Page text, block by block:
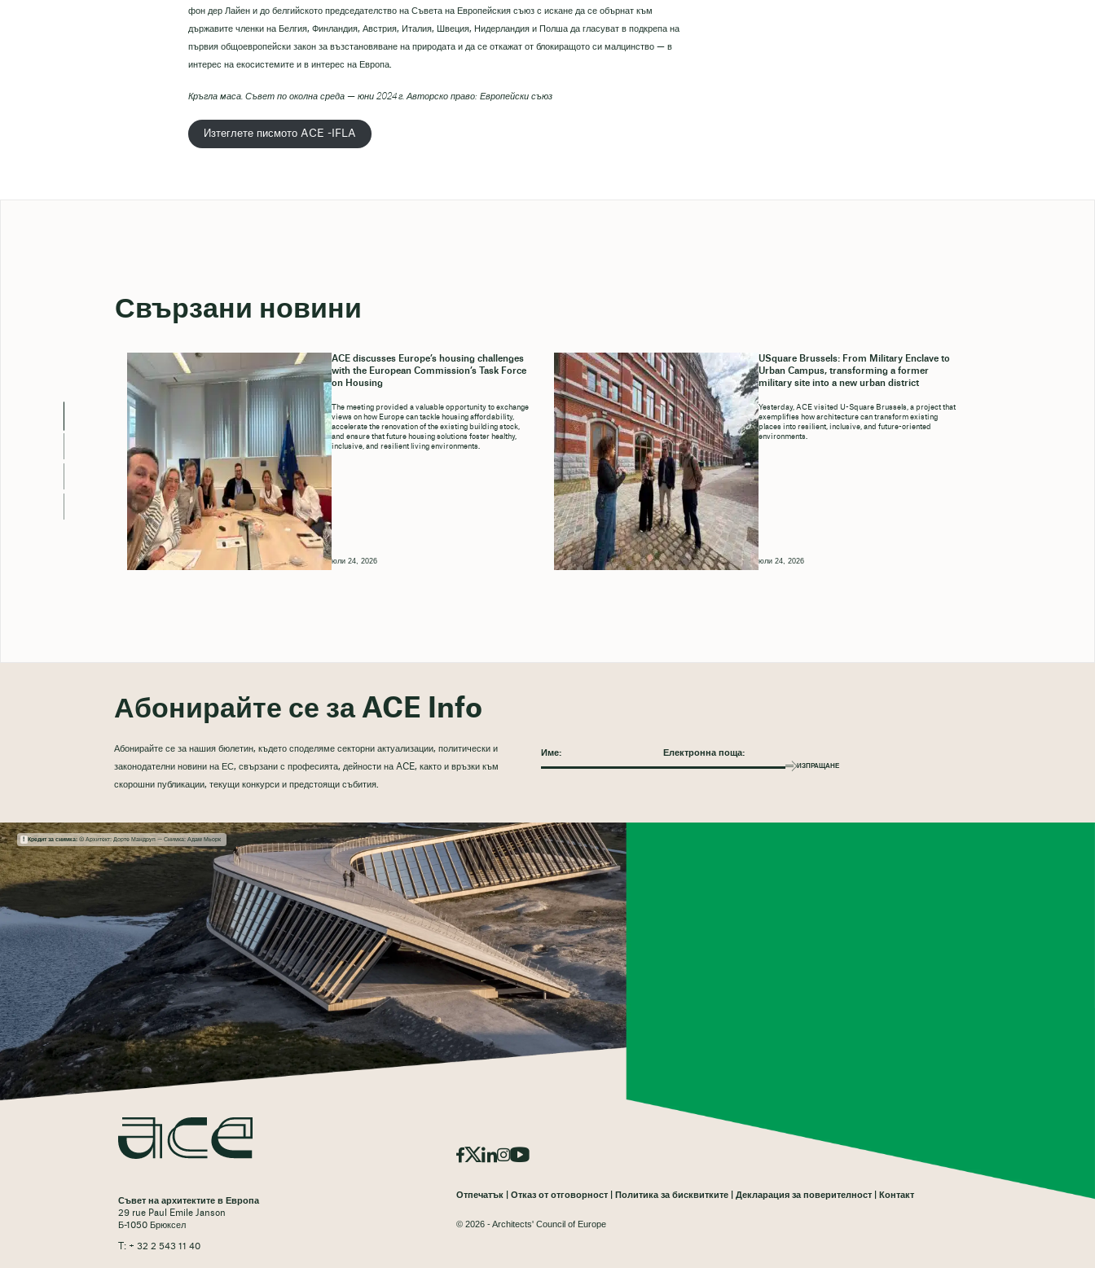
фон дер Лайен и до белгийското председателство на Съвета на Европейския съюз с искане да се обърнат към
държавите членки на Белгия, Финландия, Австрия, Италия, Швеция, Нидерландия и Полша да гласуват в подкрепа на
първия общоевропейски закон за възстановяване на природата и да се откажат от блокиращото си малцинство — в
интерес на екосистемите и в интерес на Европа.
Кръгла маса. Съвет по околна среда — юни 2024 г. Авторско право: Европейски съюз
Изтеглете писмото ACE -IFLA
Свързани новини
ACE discusses Europe’s housing challenges
with the European Commission’s Task Force
on Housing
The meeting provided a valuable opportunity to exchange
views on how Europe can tackle housing affordability,
accelerate the renovation of the existing building stock,
and ensure that future housing solutions foster healthy,
inclusive, and resilient living environments.
юли 24, 2026
USquare Brussels: From Military Enclave to
Urban Campus, transforming a former
military site into a new urban district
Yesterday, ACE visited U-Square Brussels, a project that
exemplifies how architecture can transform existing
places into resilient, inclusive, and future-oriented
environments.
юли 24, 2026
Абонирайте се за ACE Info
Абонирайте се за нашия бюлетин, където споделяме секторни актуализации, политически и
законодателни новини на ЕС, свързани с професията, дейности на ACE, както и връзки към
скорошни публикации, текущи конкурси и предстоящи събития.
ИЗПРАЩАНЕ
Кредит за снимка:© Архитект: Дорте Мандруп — Снимка: Адам Мьорк
Съвет на архитектите в Европа
29 rue Paul Emile Janson
Б-1050 Брюксел
T: + 32 2 543 11 40
Отпечатък Отказ от отговорност Политика за бисквитките Декларация за поверителност Контакт
© 2026 - Architects' Council of Europe